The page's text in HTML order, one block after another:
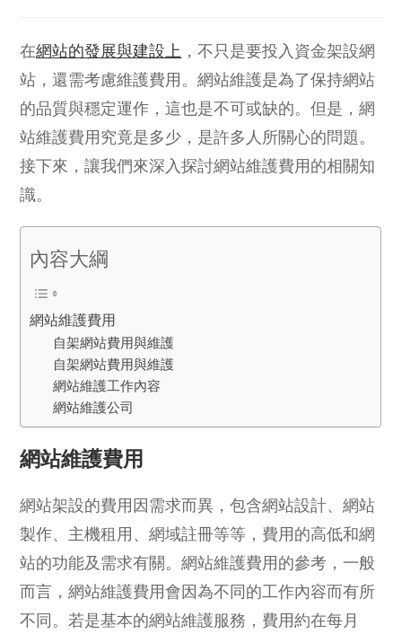
在網站的發展與建設上 ，不只是要投入資金架設網
站，還需考慮維護費用。網站維護是為了保持網站
的品質與穩定運作，這也是不可或缺的。但是，網
站維護費用究竟是多少，是許多人所關心的問題。
接下來，讓我們來深入探討網站維護費用的相關知
識。
內容大綱
網站維護費用
自架網站費用與維護
自架網站費用與維護
網站維護工作內容
網站維護公司
網站維護費用
網站架設的費用因需求而異，包含網站設計、網站
製作、主機租用、網域註冊等等，費用的高低和網
站的功能及需求有關。網站維護費用的參考，一般
而言，網站維護費用會因為不同的工作內容而有所
不同。若是基本的網站維護服務，費用約在每月